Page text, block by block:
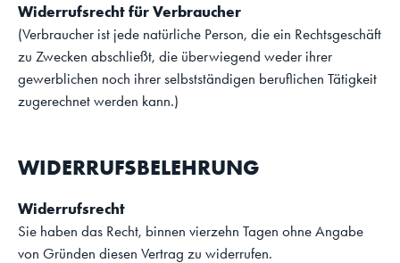
Widerrufsrecht für Verbraucher
(Verbraucher ist jede natürliche Person, die ein Rechtsgeschäft
zu Zwecken abschließt, die überwiegend weder ihrer
gewerblichen noch ihrer selbstständigen beruflichen Tätigkeit
zugerechnet werden kann.)
WIDERRUFSBELEHRUNG
Widerrufsrecht
Sie haben das Recht, binnen vierzehn Tagen ohne Angabe
von Gründen diesen Vertrag zu widerrufen.